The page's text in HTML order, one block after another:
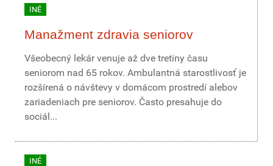
INÉ
Manažment zdravia seniorov
Všeobecný lekár venuje až dve tretiny času
seniorom nad 65 rokov. Ambulantná starostlivosť je
rozšírená o návštevy v domácom prostredí alebov
zariadeniach pre seniorov. Často presahuje do
sociál...
INÉ